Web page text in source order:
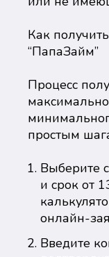
Как
“ПапаЗайм”
Процесс
простым
Выберите
и срок от
онлайн-
Введите